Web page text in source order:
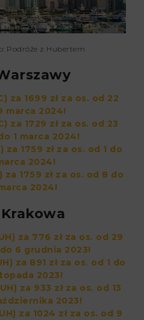
Podróże z Hubertem
za 1699 zł za os. od 22
marca 2024!
za 1729 zł za os. od 23
1 marca 2024!
za 1759 zł za os. od 1 do
2024!
za 1759 zł za os. od 8 do
2024!
za 776 zł za os. od 29
6 grudnia 2023!
za 891 zł za os. od 1 do
2023!
za 933 zł za os. od 13
2023!
za 1024 zł za os. od 9